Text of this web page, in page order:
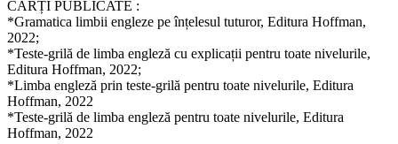
CĂRȚI PUBLICATE :
*Gramatica limbii engleze pe înțelesul tuturor, Editura Hoffman,
2022;
*Teste-grilă de limba engleză cu explicații pentru toate nivelurile,
Editura Hoffman, 2022;
*Limba engleză prin teste-grilă pentru toate nivelurile, Editura
Hoffman, 2022
*Teste-grilă de limba engleză pentru toate nivelurile, Editura
Hoffman, 2022